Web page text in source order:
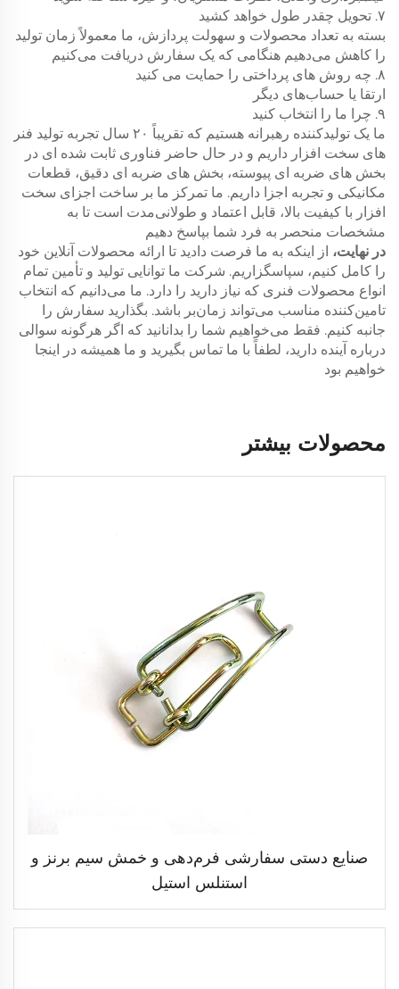
۷. تحویل چقدر طول خواهد کشید
بسته به تعداد محصولات و سهولت پردازش، ما معمولاً زمان تولید
را کاهش می‌دهیم هنگامی که یک سفارش دریافت می‌کنیم
۸. چه روش های پرداختی را حمایت می کنید
ارتقا یا حساب‌های دیگر
۹. چرا ما را انتخاب کنید
ما یک تولیدکننده رهبرانه هستیم که تقریباً ۲۰ سال تجربه تولید فنر
های سخت افزار داریم و در حال حاضر فناوری ثابت شده ای در
بخش های ضربه ای پیوسته، بخش های ضربه ای دقیق، قطعات
مکانیکی و تجربه اجزا داریم. ما تمرکز ما بر ساخت اجزای سخت
افزار با کیفیت بالا، قابل اعتماد و طولانی‌مدت است تا به
مشخصات منحصر به فرد شما بپاسخ دهیم
در نهایت، از اینکه به ما فرصت دادید تا ارائه محصولات آنلاین خود
را کامل کنیم، سپاسگزاریم. شرکت ما توانایی تولید و تأمین تمام
انواع محصولات فنری که نیاز دارید را دارد. ما می‌دانیم که انتخاب
تامین‌کننده مناسب می‌تواند زمان‌بر باشد. بگذارید سفارش را
جانبه کنیم. فقط می‌خواهیم شما را بدانانید که اگر هرگونه سوالی
درباره آینده دارید، لطفاً با ما تماس بگیرید و ما همیشه در اینجا
خواهیم بود
محصولات بیشتر
صنایع دستی سفارشی فرم‌دهی و خمش سیم برنز و
استنلس استیل